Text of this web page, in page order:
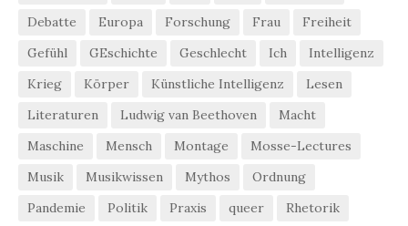
Debatte
Europa Forschung Frau
Freiheit
Gefühl
GEschichte Geschlecht Ich
Intelligenz
Krieg
Körper Künstliche Intelligenz
Lesen
Literaturen
Ludwig van Beethoven
Macht
Maschine
Mensch Montage
Mosse-Lectures
Musik
Musikwissen Mythos
Ordnung
Pandemie
Politik Praxis queer
Rhetorik